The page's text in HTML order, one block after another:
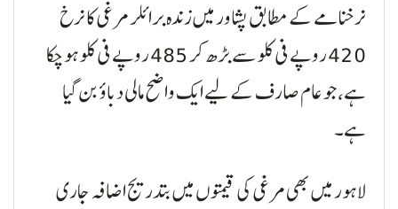
نرخنامے کے مطابق پشاور میں زندہ برائلر مرغی کا نرخ
420 روپے فی کلو سے بڑھ کر 485 روپے فی کلو ہو چکا
ہے، جو عام صارف کے لیے ایک واضح مالی دباؤ بن گیا
ہے۔
لاہور میں بھی مرغی کی قیمتوں میں بتدریج اضافہ جاری